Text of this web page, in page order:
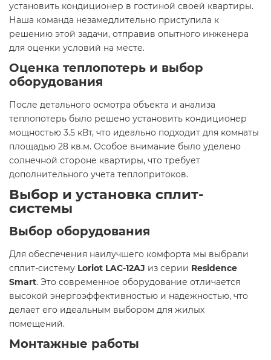
установить кондиционер в гостиной своей квартиры.
Наша команда незамедлительно приступила к
решению этой задачи, отправив опытного инженера
для оценки условий на месте.
Оценка теплопотерь и выбор
оборудования
После детального осмотра объекта и анализа
теплопотерь было решено установить кондиционер
мощностью 3.5 кВт, что идеально подходит для комнаты
площадью 28 кв.м. Особое внимание было уделено
солнечной стороне квартиры, что требует
дополнительного учета теплопритоков.
Выбор и установка сплит-
системы
Выбор оборудования
Для обеспечения наилучшего комфорта мы выбрали
сплит-систему Loriot LAC-12AJ из серии Residence
Smart. Это современное оборудование отличается
высокой энергоэффективностью и надежностью, что
делает его идеальным выбором для жилых
помещений.
Монтажные работы